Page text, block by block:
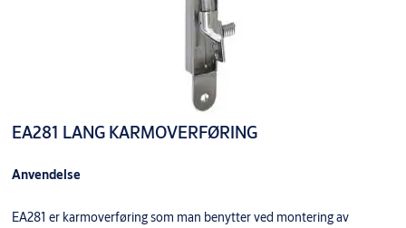
EA281 LANG KARMOVERFØRING
Anvendelse
EA281 er karmoverføring som man benytter ved montering av